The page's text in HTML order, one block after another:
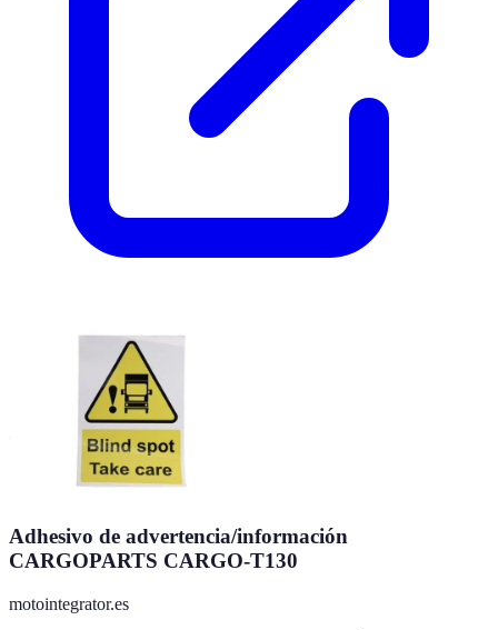
Adhesivo de advertencia/información
CARGOPARTS CARGO-T130
motointegrator.es